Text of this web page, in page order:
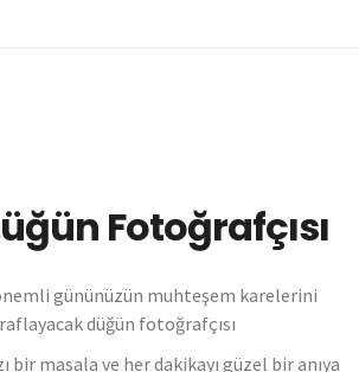
Fotoğrafçısı
gününüzün muhteşem karelerini
düğün fotoğrafçısı
bir masala ve her dakikayı güzel bir anıya